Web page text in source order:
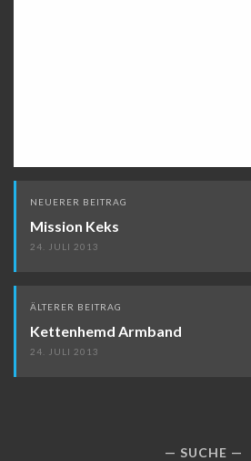
Beitragsnavigation
NEUERER BEITRAG
Mission Keks
24. JULI 2013
ÄLTERER BEITRAG
Kettenhemd Armband
24. JULI 2013
SUCHE